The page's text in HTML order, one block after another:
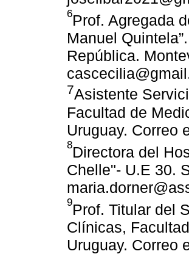
6Prof. Agregada
Manuel
República.
7Asistente
Facultad de
Uruguay. Correo
8Directora del
Chelle"- U.E 30.
9Prof. Titular del
Clínicas,
Uruguay. Correo